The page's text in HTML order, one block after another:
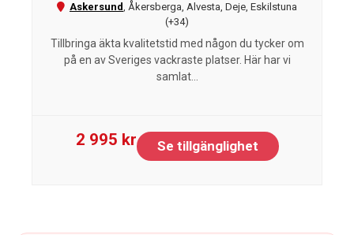
Askersund, Åkersberga, Alvesta, Deje, Eskilstuna
(+34)
Tillbringa äkta kvalitetstid med någon du tycker om
på en av Sveriges vackraste platser. Här har vi
samlat...
2 995 kr Se tillgänglighet